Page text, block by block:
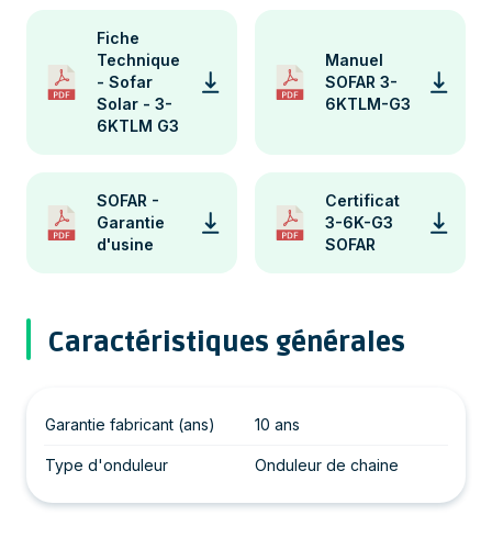
Fiche
Technique
- Sofar
Solar - 3-
6KTLM G3
Manuel
SOFAR 3-
6KTLM-G3
SOFAR -
Garantie
d'usine
Certificat
3-6K-G3
SOFAR
Caractéristiques générales
Garantie fabricant (ans) 10 ans
Type d'onduleur Onduleur de chaine